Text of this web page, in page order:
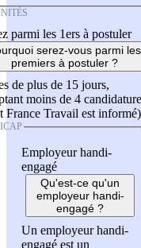
parmi les 1ers à postuler
serez-vous parmi les
premiers à postuler ?
de plus de 15 jours,
moins de 4
France Travail est informé)
Employeur handi-
engagé
Qu'est-ce qu'un
employeur handi-
engagé ?
Un employeur handi-
engagé est un